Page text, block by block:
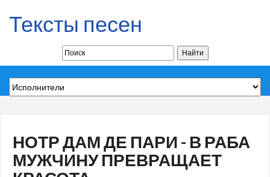
Тексты песен
НОТР ДАМ ДЕ ПАРИ - В РАБА
МУЖЧИНУ ПРЕВРАЩАЕТ